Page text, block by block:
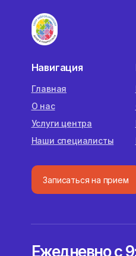
Главная
Навигация
О нас
Услуги центра
Наши специалисты
Записаться на прием
Ежедневно с